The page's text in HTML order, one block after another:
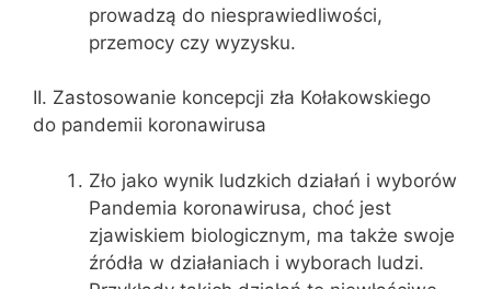
prowadzą do niesprawiedliwości,
przemocy czy wyzysku.
II. Zastosowanie koncepcji zła Kołakowskiego
do pandemii koronawirusa
Zło jako wynik ludzkich działań i wyborów
Pandemia koronawirusa, choć jest
zjawiskiem biologicznym, ma także swoje
źródła w działaniach i wyborach ludzi.